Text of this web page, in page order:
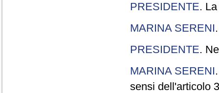
PRESIDENTE.
MARINA SERENI
PRESIDENTE.
MARINA SERENI
sensi dell'articolo